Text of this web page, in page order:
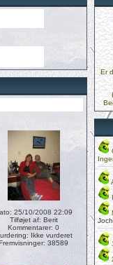
25/10/2008 22:09
Tilføjet af: Berit
Kommentarer: 0
Ikke vurderet
38589
Er